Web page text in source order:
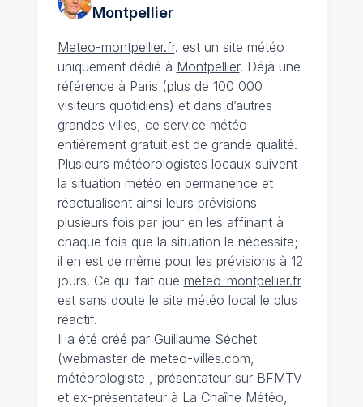
Montpellier
Meteo-montpellier.fr. est un site météo
uniquement dédié à Montpellier. Déjà une
référence à Paris (plus de 100 000
visiteurs quotidiens) et dans d’autres
grandes villes, ce service météo
entièrement gratuit est de grande qualité.
Plusieurs météorologistes locaux suivent
la situation météo en permanence et
réactualisent ainsi leurs prévisions
plusieurs fois par jour en les affinant à
chaque fois que la situation le nécessite;
il en est de même pour les prévisions à 12
jours. Ce qui fait que meteo-montpellier.fr
est sans doute le site météo local le plus
réactif.
Il a été créé par Guillaume Séchet
(webmaster de meteo-villes.com,
météorologiste , présentateur sur BFMTV
et ex-présentateur à La Chaîne Météo,